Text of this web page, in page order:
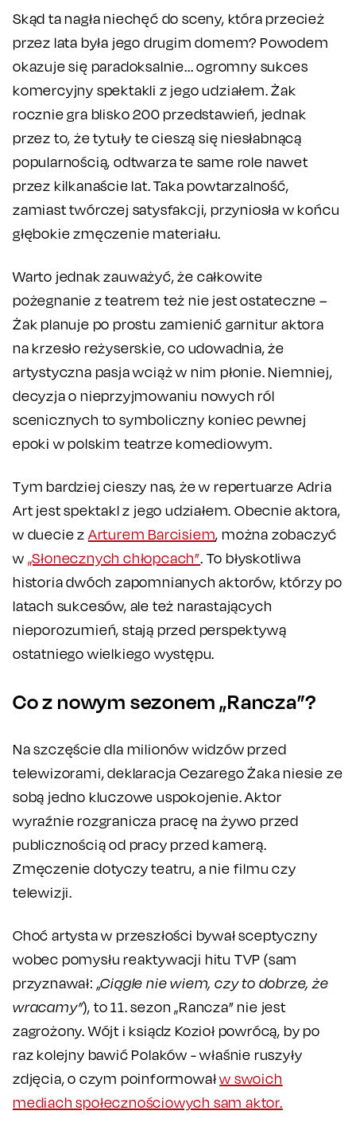
Skąd ta nagła niechęć do sceny, która przecież
przez lata była jego drugim domem? Powodem
okazuje się paradoksalnie... ogromny sukces
komercyjny spektakli z jego udziałem. Żak
rocznie gra blisko 200 przedstawień, jednak
przez to, że tytuły te cieszą się niesłabnącą
popularnością, odtwarza te same role nawet
przez kilkanaście lat. Taka powtarzalność,
zamiast twórczej satysfakcji, przyniosła w końcu
głębokie zmęczenie materiału.
Warto jednak zauważyć, że całkowite
pożegnanie z teatrem też nie jest ostateczne –
Żak planuje po prostu zamienić garnitur aktora
na krzesło reżyserskie, co udowadnia, że
artystyczna pasja wciąż w nim płonie. Niemniej,
decyzja o nieprzyjmowaniu nowych ról
scenicznych to symboliczny koniec pewnej
epoki w polskim teatrze komediowym.
Tym bardziej cieszy nas, że w repertuarze Adria
Art jest spektakl z jego udziałem. Obecnie aktora,
w duecie zArturem Barcisiem, można zobaczyć
w „Słonecznych chłopcach”. To błyskotliwa
historia dwóch zapomnianych aktorów, którzy po
latach sukcesów, ale też narastających
nieporozumień, stają przed perspektywą
ostatniego wielkiego występu.
Co z nowym sezonem „Rancza”?
Na szczęście dla milionów widzów przed
telewizorami, deklaracja Cezarego Żaka niesie ze
sobą jedno kluczowe uspokojenie. Aktor
wyraźnie rozgranicza pracę na żywo przed
publicznością od pracy przed kamerą.
Zmęczenie dotyczy teatru, a nie filmu czy
telewizji.
Choć artysta w przeszłości bywał sceptyczny
wobec pomysłu reaktywacji hitu TVP (sam
przyznawał: „Ciągle nie wiem, czy to dobrze, że
wracamy”), to 11. sezon „Rancza” nie jest
zagrożony. Wójt i ksiądz Kozioł powrócą, by po
raz kolejny bawić Polaków - właśnie ruszyły
zdjęcia, o czym poinformowałw swoich
mediach społecznościowych sam aktor.